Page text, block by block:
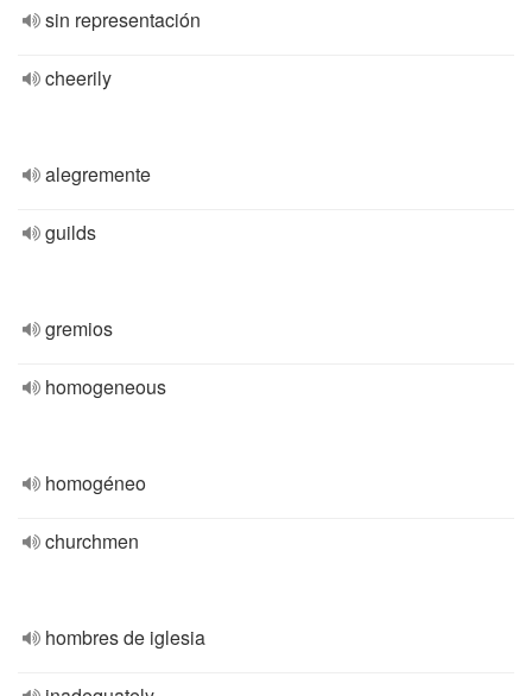
sin representación
cheerily
alegremente
guilds
gremios
homogeneous
homogéneo
churchmen
hombres de iglesia